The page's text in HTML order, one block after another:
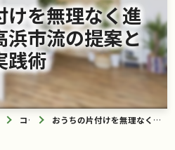
けを無理なく進
市流の提案と
践術
コラム おうちの片付けを無理なく進める愛知県高浜市流の提案と実践術